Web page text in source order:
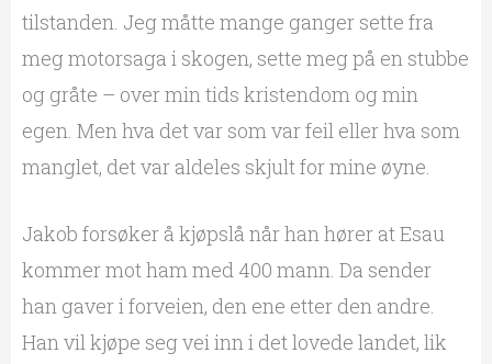
tilstanden. Jeg måtte mange ganger sette fra
meg motorsaga i skogen, sette meg på en stubbe
og gråte – over min tids kristendom og min
egen. Men hva det var som var feil eller hva som
manglet, det var aldeles skjult for mine øyne.
Jakob forsøker å kjøpslå når han hører at Esau
kommer mot ham med 400 mann. Da sender
han gaver i forveien, den ene etter den andre.
Han vil kjøpe seg vei inn i det lovede landet, lik